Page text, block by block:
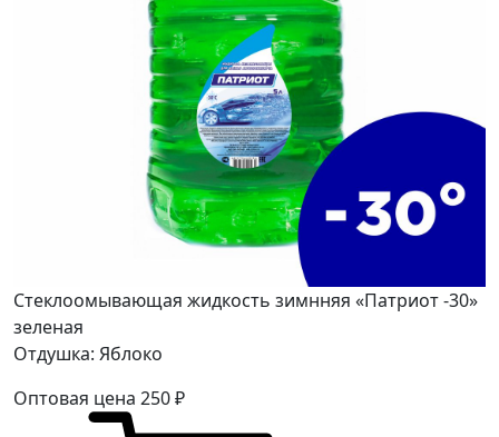
Стеклоомывающая жидкость зимнняя «Патриот -30»
зеленая
Отдушка: Яблоко
Оптовая цена 250₽